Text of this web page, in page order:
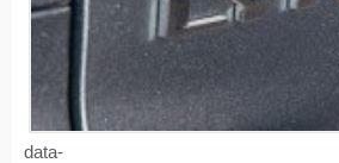
data-